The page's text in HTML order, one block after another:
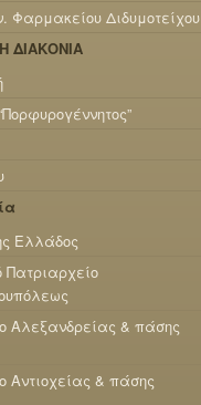
Φαρμακείου Διδυμοτείχου
ΔΙΑΚΟΝΙΑ
Ελλάδος
Πατριαρχείο
Αλεξανδρείας & πάσης
Αντιοχείας & πάσης